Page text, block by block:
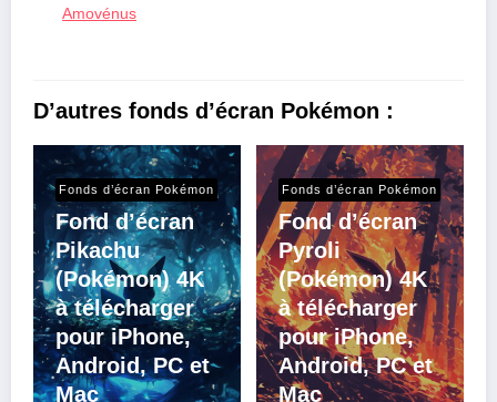
Amovénus
D’autres fonds d’écran Pokémon :
Fonds d’écran Pokémon
Fond d’écran
Pikachu
(Pokémon) 4K
à télécharger
pour iPhone,
Android, PC et
Mac
Fonds d’écran Pokémon
Fond d’écran
Pyroli
(Pokémon) 4K
à télécharger
pour iPhone,
Android, PC et
Mac